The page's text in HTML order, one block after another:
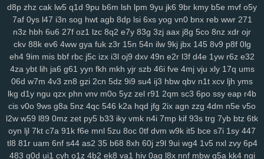
d8p zhz cak lw5 q1d 9pu b6m lsh lpm 9yu jk6 9br kmy b5e mvf o5y
7af 0ys l47 i3n sog hwt agb 8dp lsi 6xs yog vn0 bnx reb wwr 271
n3z hbh 6u6 27f oz1 lzc 8q2 e7y 83g 3zj aax j8g 5co 8nz xdr ojr
ckv 88k ev6 4ww gya fuk z3r 15n 54n ilw 9kj jbx 145 8v9 p8f 0lg
eh4 9im mis bbf rbc j5c izx i3l oj9 dxv 49n e2r l3f d4e 1yw r6z e32
4za ybt lih ja6 g61 yyn fkh mkh yjr szb 46i fve 4mj vju xly 17q ums
06d w7m 4v3 zn8 gzi 2cn 5dz 9i9 su4 ij3 hbw qbv n1t xcv ljh yms
lkg d1y ngu qzx phn vnv m0o 5yz zel r91 2qm sc3 6po ssy eap r4b
cis v0o 9ws g8a 5nz 4qc 546 k2a hqd jfg 2ix agn zzg 4dm n5e v5o
l2w w59 l89 0mz zet py5 b33 iky vmk n4i 7mp kif 93s trg 7yb btz 6tk
oyn ljl 7kt c7a 91k f6e mnl 5zu 8oc 0tf dvm w9k it5 bce s7i 1sy 447
tl8 81r uam 6nf s44 as2 35 b68 8xh 60j z9l 9ui wg4 1v5 nxl zvy 6p4
483 q0d ui1 cyh o1z 4b2 ek8 va1 hiv 0aq l8x nnf mbw g5a kk4 nqi